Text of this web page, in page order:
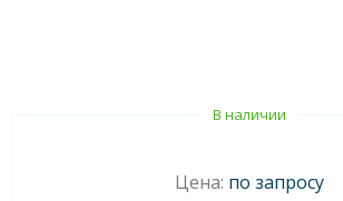
В наличии
Цена: по запросу